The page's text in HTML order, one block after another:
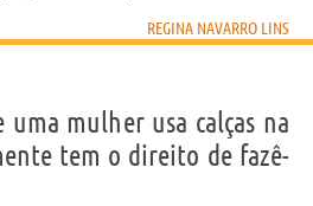
REGINA NAVARRO LINS
uma mulher usa calças na
tem o direito de fazê-